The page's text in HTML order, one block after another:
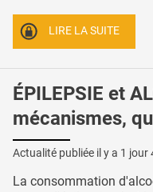
LIRE LA SUITE
ÉPILEPSIE et
mécanismes,
Actualité publiée il y a 1 jour
La consommation